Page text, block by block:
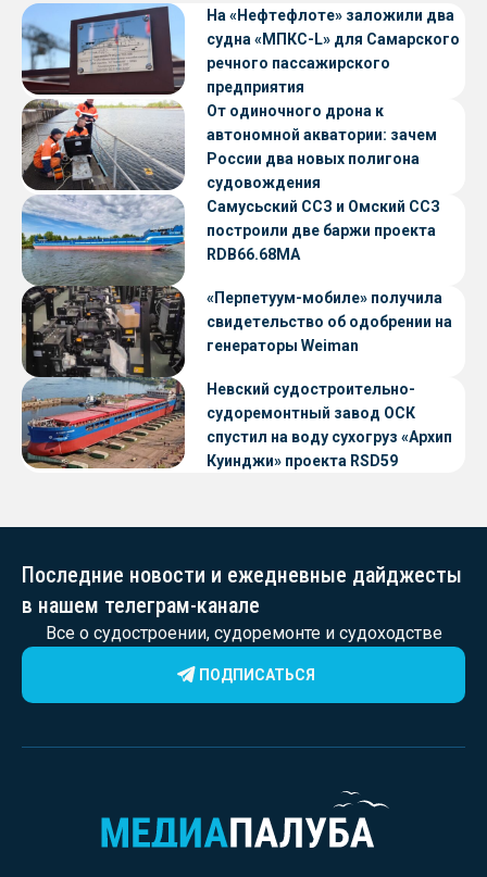
На «Нефтефлоте» заложили два
судна «МПКС-L» для Самарского
речного пассажирского
предприятия
От одиночного дрона к
автономной акватории: зачем
России два новых полигона
судовождения
Самусьский ССЗ и Омский ССЗ
построили две баржи проекта
RDB66.68МА
«Перпетуум-мобиле» получила
свидетельство об одобрении на
генераторы Weiman
Невский судостроительно-
судоремонтный завод ОСК
спустил на воду сухогруз «Архип
Куинджи» проекта RSD59
Последние новости и ежедневные дайджесты
в нашем телеграм-канале
Все о судостроении, судоремонте и судоходстве
ПОДПИСАТЬСЯ